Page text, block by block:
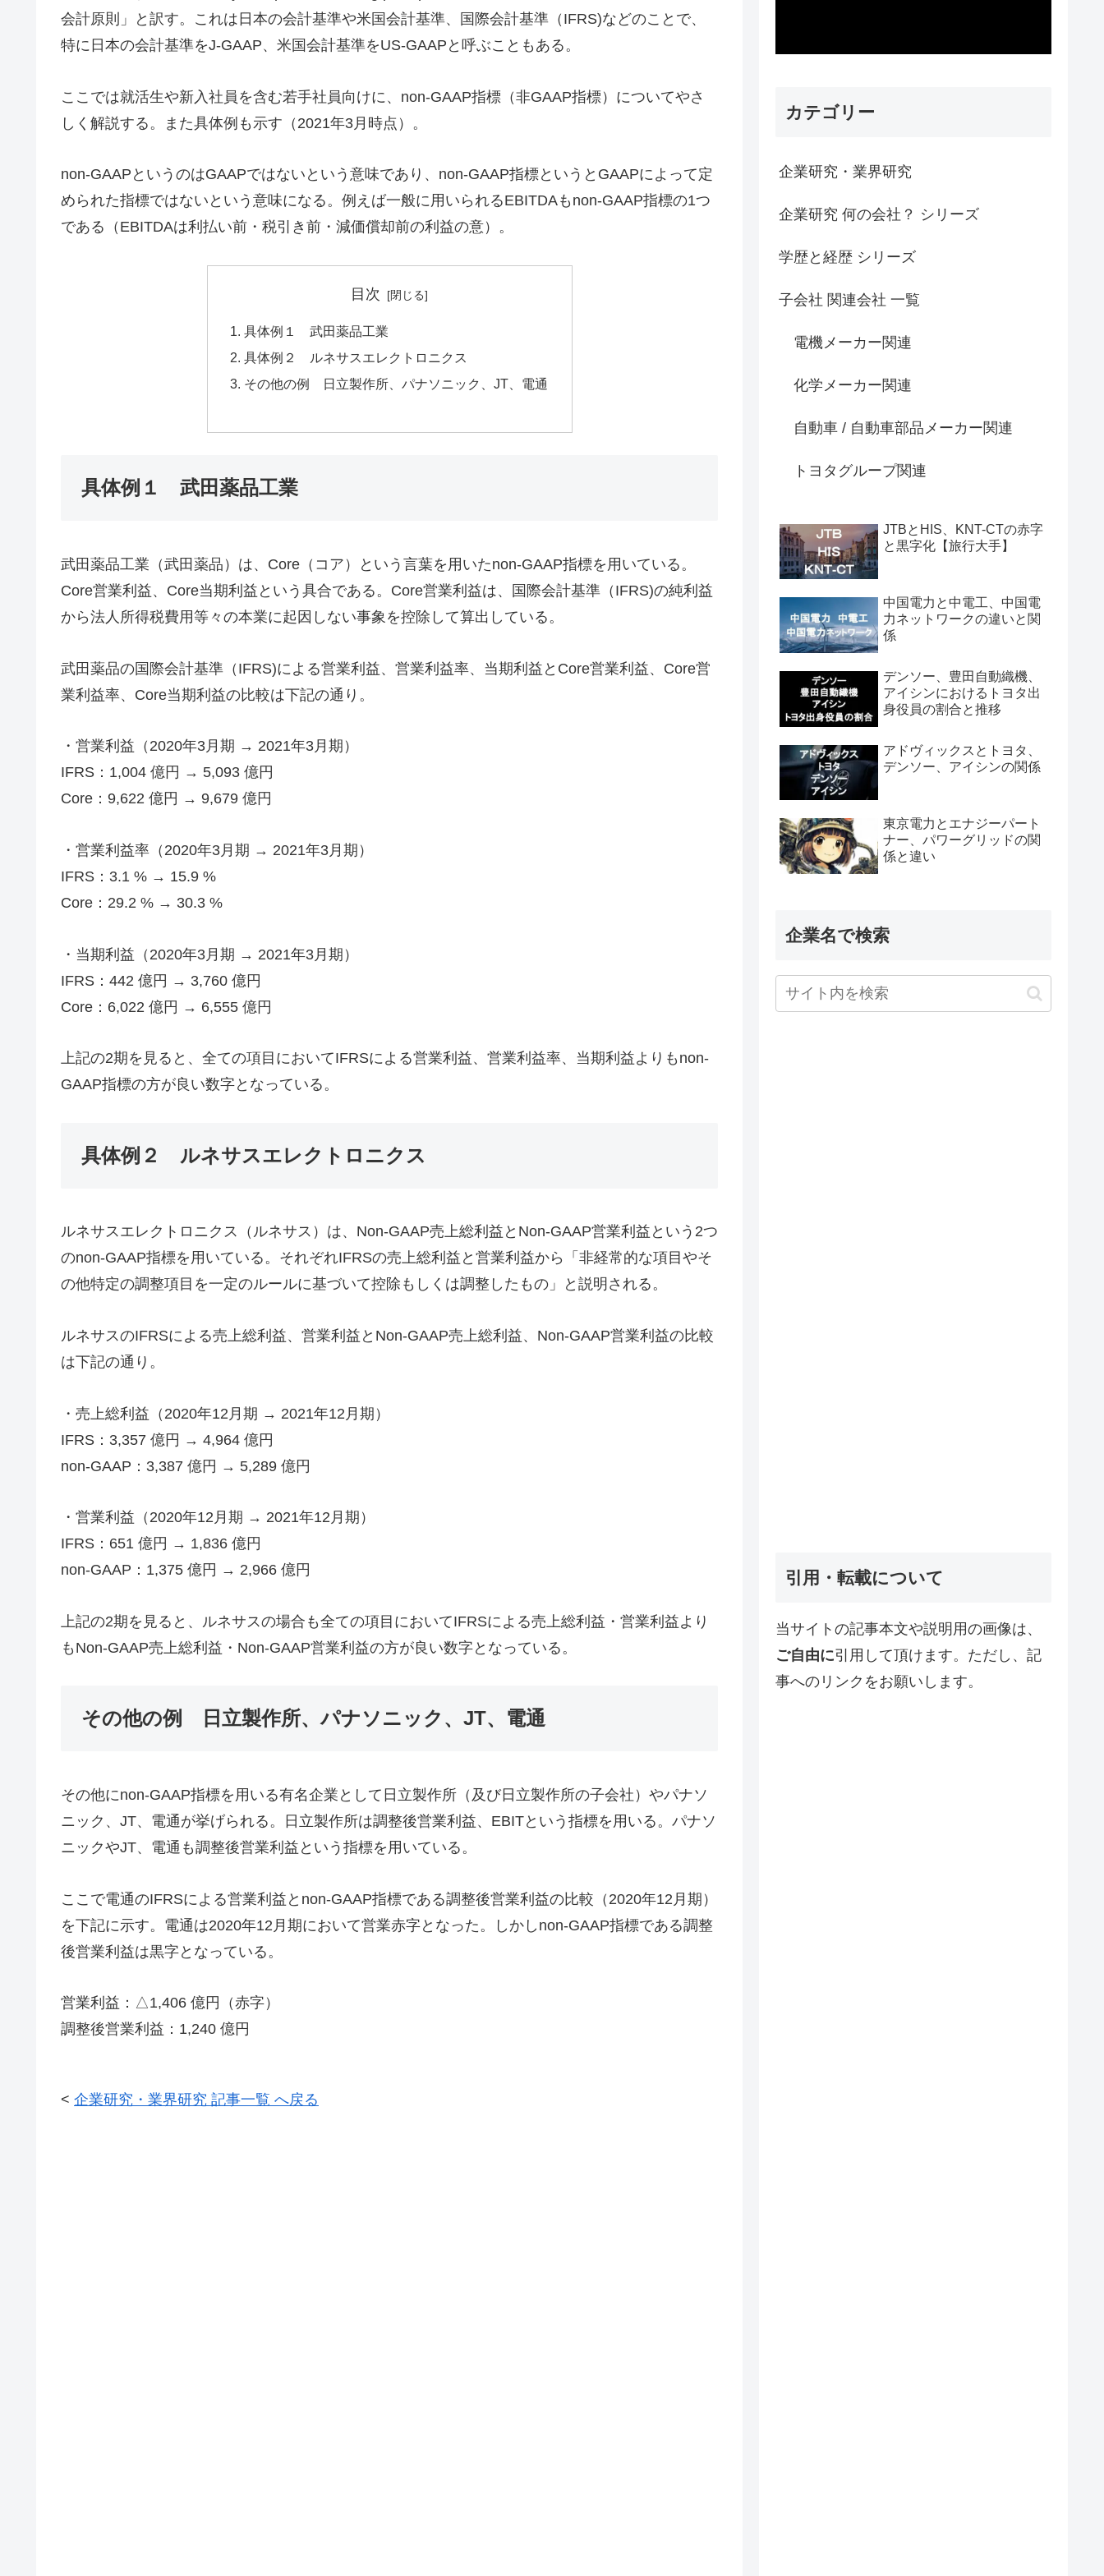
会計原則」と訳す。これは日本の会計基準や米国会計基準、国際会計基準（IFRS)などのことで、
特に日本の会計基準をJ-GAAP、米国会計基準をUS-GAAPと呼ぶこともある。
ここでは就活生や新入社員を含む若手社員向けに、non-GAAP指標（非GAAP指標）についてやさ
しく解説する。また具体例も示す（2021年3月時点）。
non-GAAPというのはGAAPではないという意味であり、non-GAAP指標というとGAAPによって定
められた指標ではないという意味になる。例えば一般に用いられるEBITDAもnon-GAAP指標の1つ
である（EBITDAは利払い前・税引き前・減価償却前の利益の意）。
目次
具体例１ 武田薬品工業
具体例２ ルネサスエレクトロニクス
その他の例 日立製作所、パナソニック、JT、電通
具体例１ 武田薬品工業
武田薬品工業（武田薬品）は、Core（コア）という言葉を用いたnon-GAAP指標を用いている。
Core営業利益、Core当期利益という具合である。Core営業利益は、国際会計基準（IFRS)の純利益
から法人所得税費用等々の本業に起因しない事象を控除して算出している。
武田薬品の国際会計基準（IFRS)による営業利益、営業利益率、当期利益とCore営業利益、Core営
業利益率、Core当期利益の比較は下記の通り。
・営業利益（2020年3月期 → 2021年3月期）
IFRS：1,004 億円 → 5,093 億円
Core：9,622 億円 → 9,679 億円
・営業利益率（2020年3月期 → 2021年3月期）
IFRS：3.1 % → 15.9 %
Core：29.2 % → 30.3 %
・当期利益（2020年3月期 → 2021年3月期）
IFRS：442 億円 → 3,760 億円
Core：6,022 億円 → 6,555 億円
上記の2期を見ると、全ての項目においてIFRSによる営業利益、営業利益率、当期利益よりもnon-
GAAP指標の方が良い数字となっている。
具体例２ ルネサスエレクトロニクス
ルネサスエレクトロニクス（ルネサス）は、Non-GAAP売上総利益とNon-GAAP営業利益という2つ
のnon-GAAP指標を用いている。それぞれIFRSの売上総利益と営業利益から「非経常的な項目やそ
の他特定の調整項目を一定のルールに基づいて控除もしくは調整したもの」と説明される。
ルネサスのIFRSによる売上総利益、営業利益とNon-GAAP売上総利益、Non-GAAP営業利益の比較
は下記の通り。
・売上総利益（2020年12月期 → 2021年12月期）
IFRS：3,357 億円 → 4,964 億円
non-GAAP：3,387 億円 → 5,289 億円
・営業利益（2020年12月期 → 2021年12月期）
IFRS：651 億円 → 1,836 億円
non-GAAP：1,375 億円 → 2,966 億円
上記の2期を見ると、ルネサスの場合も全ての項目においてIFRSによる売上総利益・営業利益より
もNon-GAAP売上総利益・Non-GAAP営業利益の方が良い数字となっている。
その他の例 日立製作所、パナソニック、JT、電通
その他にnon-GAAP指標を用いる有名企業として日立製作所（及び日立製作所の子会社）やパナソ
ニック、JT、電通が挙げられる。日立製作所は調整後営業利益、EBITという指標を用いる。パナソ
ニックやJT、電通も調整後営業利益という指標を用いている。
ここで電通のIFRSによる営業利益とnon-GAAP指標である調整後営業利益の比較（2020年12月期）
を下記に示す。電通は2020年12月期において営業赤字となった。しかしnon-GAAP指標である調整
後営業利益は黒字となっている。
営業利益：△1,406 億円（赤字）
調整後営業利益：1,240 億円
< 企業研究・業界研究 記事一覧 へ戻る
カテゴリー
企業研究・業界研究
企業研究 何の会社？ シリーズ
学歴と経歴 シリーズ
子会社 関連会社 一覧
電機メーカー関連
化学メーカー関連
自動車 / 自動車部品メーカー関連
トヨタグループ関連
JTBとHIS、KNT-CTの赤字
と黒字化【旅行大手】
中国電力と中電工、中国電
力ネットワークの違いと関
係
デンソー、豊田自動織機、
アイシンにおけるトヨタ出
身役員の割合と推移
アドヴィックスとトヨタ、
デンソー、アイシンの関係
東京電力とエナジーパート
ナー、パワーグリッドの関
係と違い
企業名で検索
引用・転載について
当サイトの記事本文や説明用の画像は、
ご自由に引用して頂けます。ただし、記
事へのリンクをお願いします。